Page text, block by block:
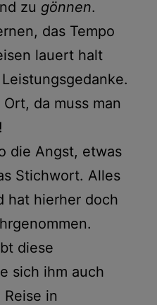
zu gönnen.
das Tempo
lauert halt
da muss man
die Angst, etwas
Stichwort. Alles
hat hierher doch
diese
sich ihm auch
in